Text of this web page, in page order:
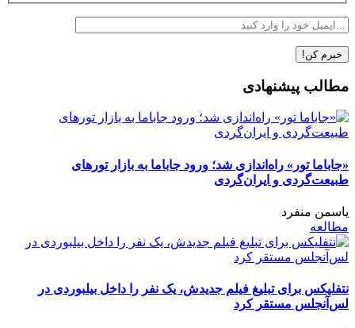
مطالب پیشنهادی
«جاباما تور» راه‌اندازی شد؛ ورود جاباما به بازار تورهای
طبیعت‌گردی و ایران‌گردی
یاسمن منفرد
مطالعه
نتفلیکس برای تبلیغ فیلم جدیدش، یک نفر را داخل بیلبوردی در
لس‌آنجلس مستقر کرد